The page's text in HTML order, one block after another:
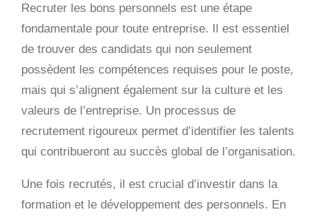
Recruter les bons personnels est une étape
fondamentale pour toute entreprise. Il est essentiel
de trouver des candidats qui non seulement
possèdent les compétences requises pour le poste,
mais qui s’alignent également sur la culture et les
valeurs de l’entreprise. Un processus de
recrutement rigoureux permet d’identifier les talents
qui contribueront au succès global de l’organisation.
Une fois recrutés, il est crucial d’investir dans la
formation et le développement des personnels. En